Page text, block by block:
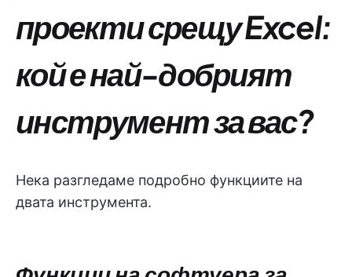
проекти срещу Excel:
кой е най-добрият
инструмент за вас?
Нека разгледаме подробно функциите на
двата инструмента.